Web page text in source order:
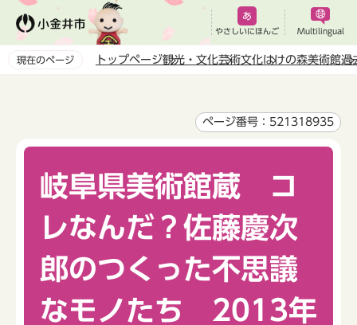
ペ
やさしいにほんご Multilingual
現在のページ トップページ観光・文化芸術文化はけの森美術館過
ページ番号：521318935
岐阜県美術館蔵 コ
レなんだ？佐藤慶次
郎のつくった不思議
なモノたち 2013年